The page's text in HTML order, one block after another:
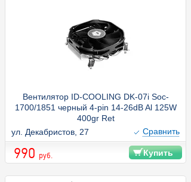
Вентилятор ID-COOLING DK-07i Soc-
1700/1851 черный 4-pin 14-26dB Al 125W
400gr Ret
ул. Декабристов, 27
Cравнить
990 руб. Купить